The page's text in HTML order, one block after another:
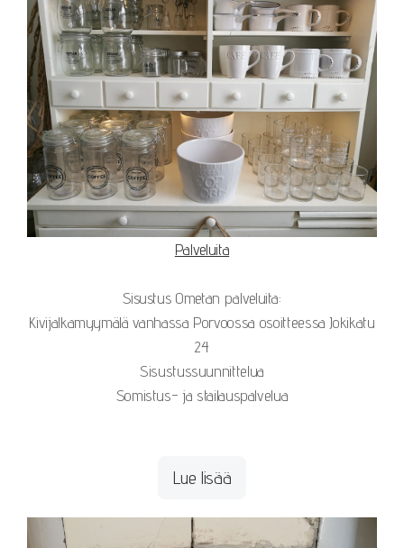
Palveluita
Sisustus Ometan palveluita:
Kivijalkamyymälä vanhassa Porvoossa osoitteessa Jokikatu
24
Sisustussuunnittelua
Somistus- ja stailauspalvelua
Lue lisää